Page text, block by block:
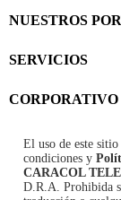
NUESTROS
SERVICIOS
CORPORATIVO
El uso de este
condiciones y
CARACOL
D.R.A. Prohibida